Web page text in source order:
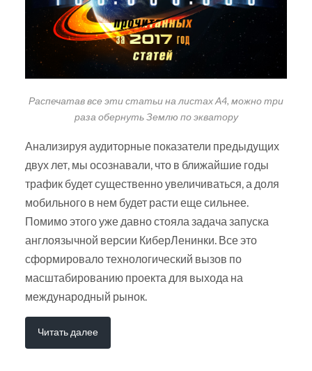
Распечатав все эти статьи на листах А4, можно три
раза обернуть Землю по экватору
Анализируя аудиторные показатели предыдущих
двух лет, мы осознавали, что в ближайшие годы
трафик будет существенно увеличиваться, а доля
мобильного в нем будет расти еще сильнее.
Помимо этого уже давно стояла задача запуска
англоязычной версии КиберЛенинки. Все это
сформировало технологический вызов по
масштабированию проекта для выхода на
международный рынок.
Читать далее